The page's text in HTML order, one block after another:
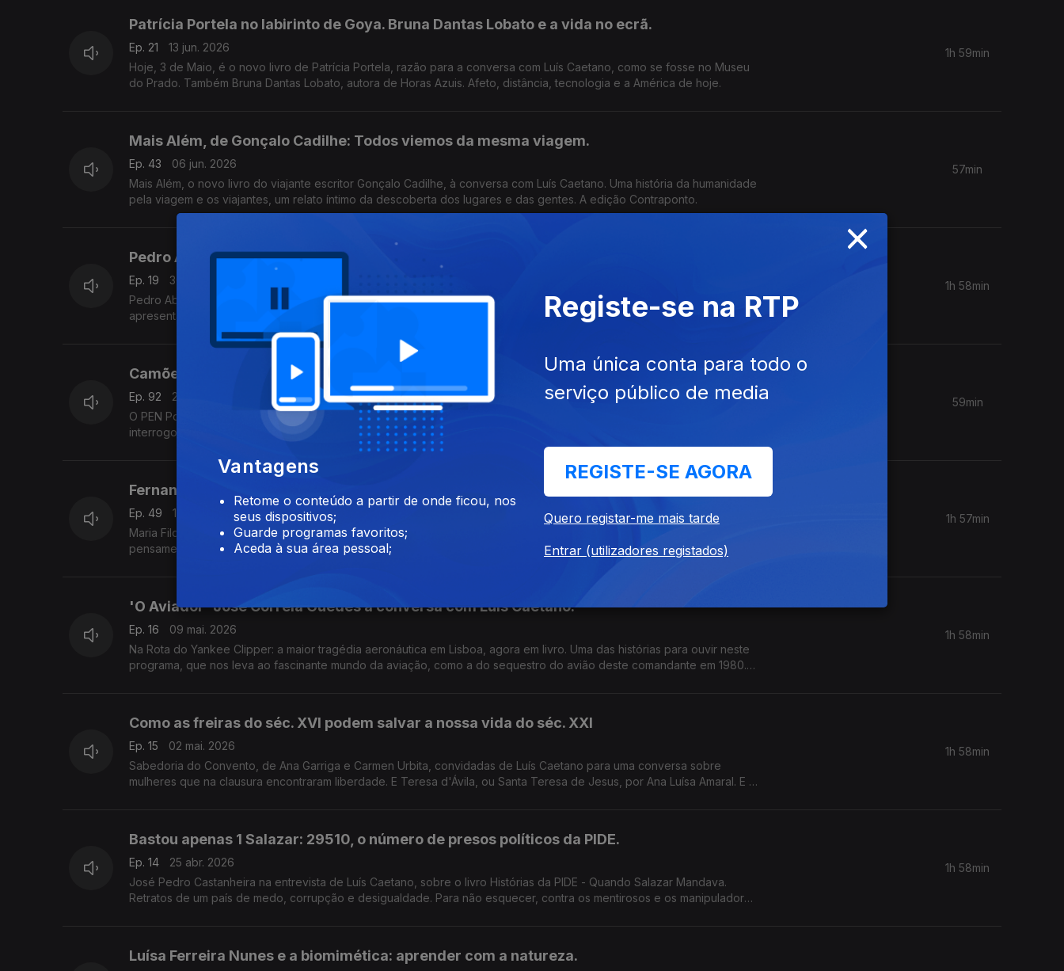
Patrícia Portela no labirinto de Goya. Bruna Dantas Lobato e a vida no ecrã.
Ep. 21
13 jun. 2026
Hoje, 3 de Maio, é o novo livro de Patrícia Portela, razão para a conversa com Luís Caetano, como se fosse no Museu
do Prado. Também Bruna Dantas Lobato, autora de Horas Azuis. Afeto, distância, tecnologia e a América de hoje.
1h 59min
Mais Além, de Gonçalo Cadilhe: Todos viemos da mesma viagem.
Ep. 43
06 jun. 2026
Mais Além, o novo livro do viajante escritor Gonçalo Cadilhe, à conversa com Luís Caetano. Uma história da humanidade
pela viagem e os viajantes, um relato íntimo da descoberta dos lugares e das gentes. A edição Contraponto.
57min
Pedro Abrunhosa em entrevista: música, palavra, poesia, silêncio.
Ep. 19
30 mai. 2026
Pedro Abrunhosa é o convidado de Luís Caetano. Publicou dois livros com as letras das canções, que Lídia Jorge
apresenta, e tem novo disco de originais. Conversa com um músico que tem poemas para publicar e uma vida para
1h 58min
Camões Hoje, um olhar poliédrico na conversa com Rita Marnoto.
Ep. 92
23 mai. 2026
O PEN Portugal organiza um ciclo de conferências que nos dá a contemporaneidade de Camões, um homem que se
interrogou perante o mundo e foi ao encontro dele. Rita Marnoto é a convidada de Luís Caetano.
59min
Fernando Gil - A filosofia enquanto uma das belas artes
Ep. 49
16 mai. 2026
Maria Filomena Molder e Diogo Pires Aurélio são os convidados de Luís Caetano, para uma conversa sobre a vida e o
pensamento de Fernando Gil, que morreu há 20 anos, e cuja obra vai agora ser editada pela IN.
1h 57min
'O Aviador' José Correia Guedes à conversa com Luís Caetano.
Ep. 16
09 mai. 2026
Na Rota do Yankee Clipper: a maior tragédia aeronáutica em Lisboa, agora em livro. Uma das histórias para ouvir neste
programa, que nos leva ao fascinante mundo da aviação, como a do sequestro do avião deste comandante em 1980.
1h 58min
Como as freiras do séc. XVI podem salvar a nossa vida do séc. XXI
Ep. 15
02 mai. 2026
Sabedoria do Convento, de Ana Garriga e Carmen Urbita, convidadas de Luís Caetano para uma conversa sobre
mulheres que na clausura encontraram liberdade. E Teresa d'Ávila, ou Santa Teresa de Jesus, por Ana Luísa Amaral. E o
1h 58min
Bastou apenas 1 Salazar: 29510, o número de presos políticos da PIDE.
Ep. 14
25 abr. 2026
José Pedro Castanheira na entrevista de Luís Caetano, sobre o livro Histórias da PIDE - Quando Salazar Mandava.
Retratos de um país de medo, corrupção e desigualdade. Para não esquecer, contra os mentirosos e os manipuladores
1h 58min
Luísa Ferreira Nunes e a biomimética: aprender com a natureza.
×
Vantagens
Retome o conteúdo a partir de onde ficou, nos
seus dispositivos;
Guarde programas favoritos;
Aceda à sua área pessoal;
Registe-se na RTP
Uma única conta para todo o
serviço público de media
REGISTE-SE AGORA
Quero registar-me mais tarde
Entrar (utilizadores registados)